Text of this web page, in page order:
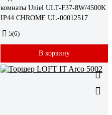
комнаты Uniel ULT-F37-8W/4500K
IP44 CHROME UL-00012517
5(6)
В корзину